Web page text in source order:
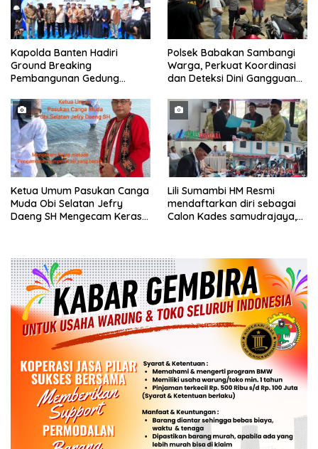
Kapolda Banten Hadiri
Ground Breaking
Pembangunan Gedung
Provinsi Banten
Polsek Babakan Sambangi
Warga, Perkuat Koordinasi
dan Deteksi Dini Gangguan
Ketua Umum Pasukan Canga
Muda Obi Selatan Jefry
Daeng SH Mengecam Keras
Lili Sumambi HM Resmi
mendaftarkan diri sebagai
Calon Kades samudrajaya,